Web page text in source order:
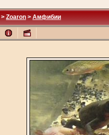
> Zoaron > Амфибии